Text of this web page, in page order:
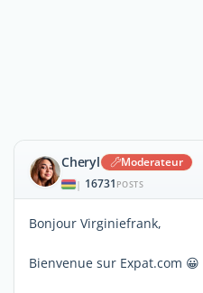
Cheryl Moderateur
| 16731 POSTS
Bonjour Virginiefrank,
Bienvenue sur Expat.com 😀